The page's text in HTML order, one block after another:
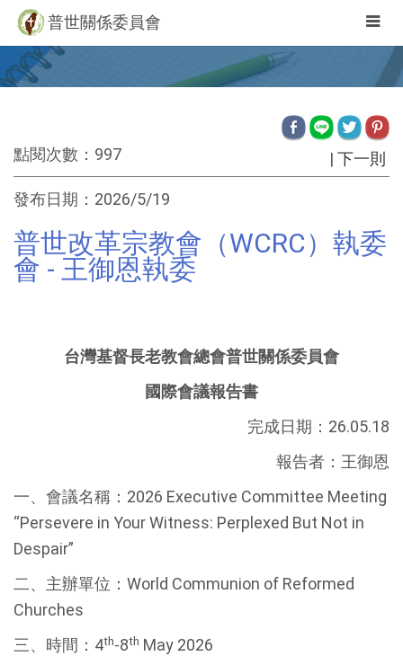
普世關係委員會
點閱次數：997 | 下一則
發布日期：2026/5/19
普世改革宗教會（WCRC）執委
會 - 王御恩執委
台灣基督長老教會總會普世關係委員會
國際會議報告書
完成日期：26.05.18
報告者：王御恩
一、會議名稱：2026 Executive Committee Meeting
“Persevere in Your Witness: Perplexed But Not in
Despair”
二、主辦單位：World Communion of Reformed
Churches
三、時間：4th-8th May 2026